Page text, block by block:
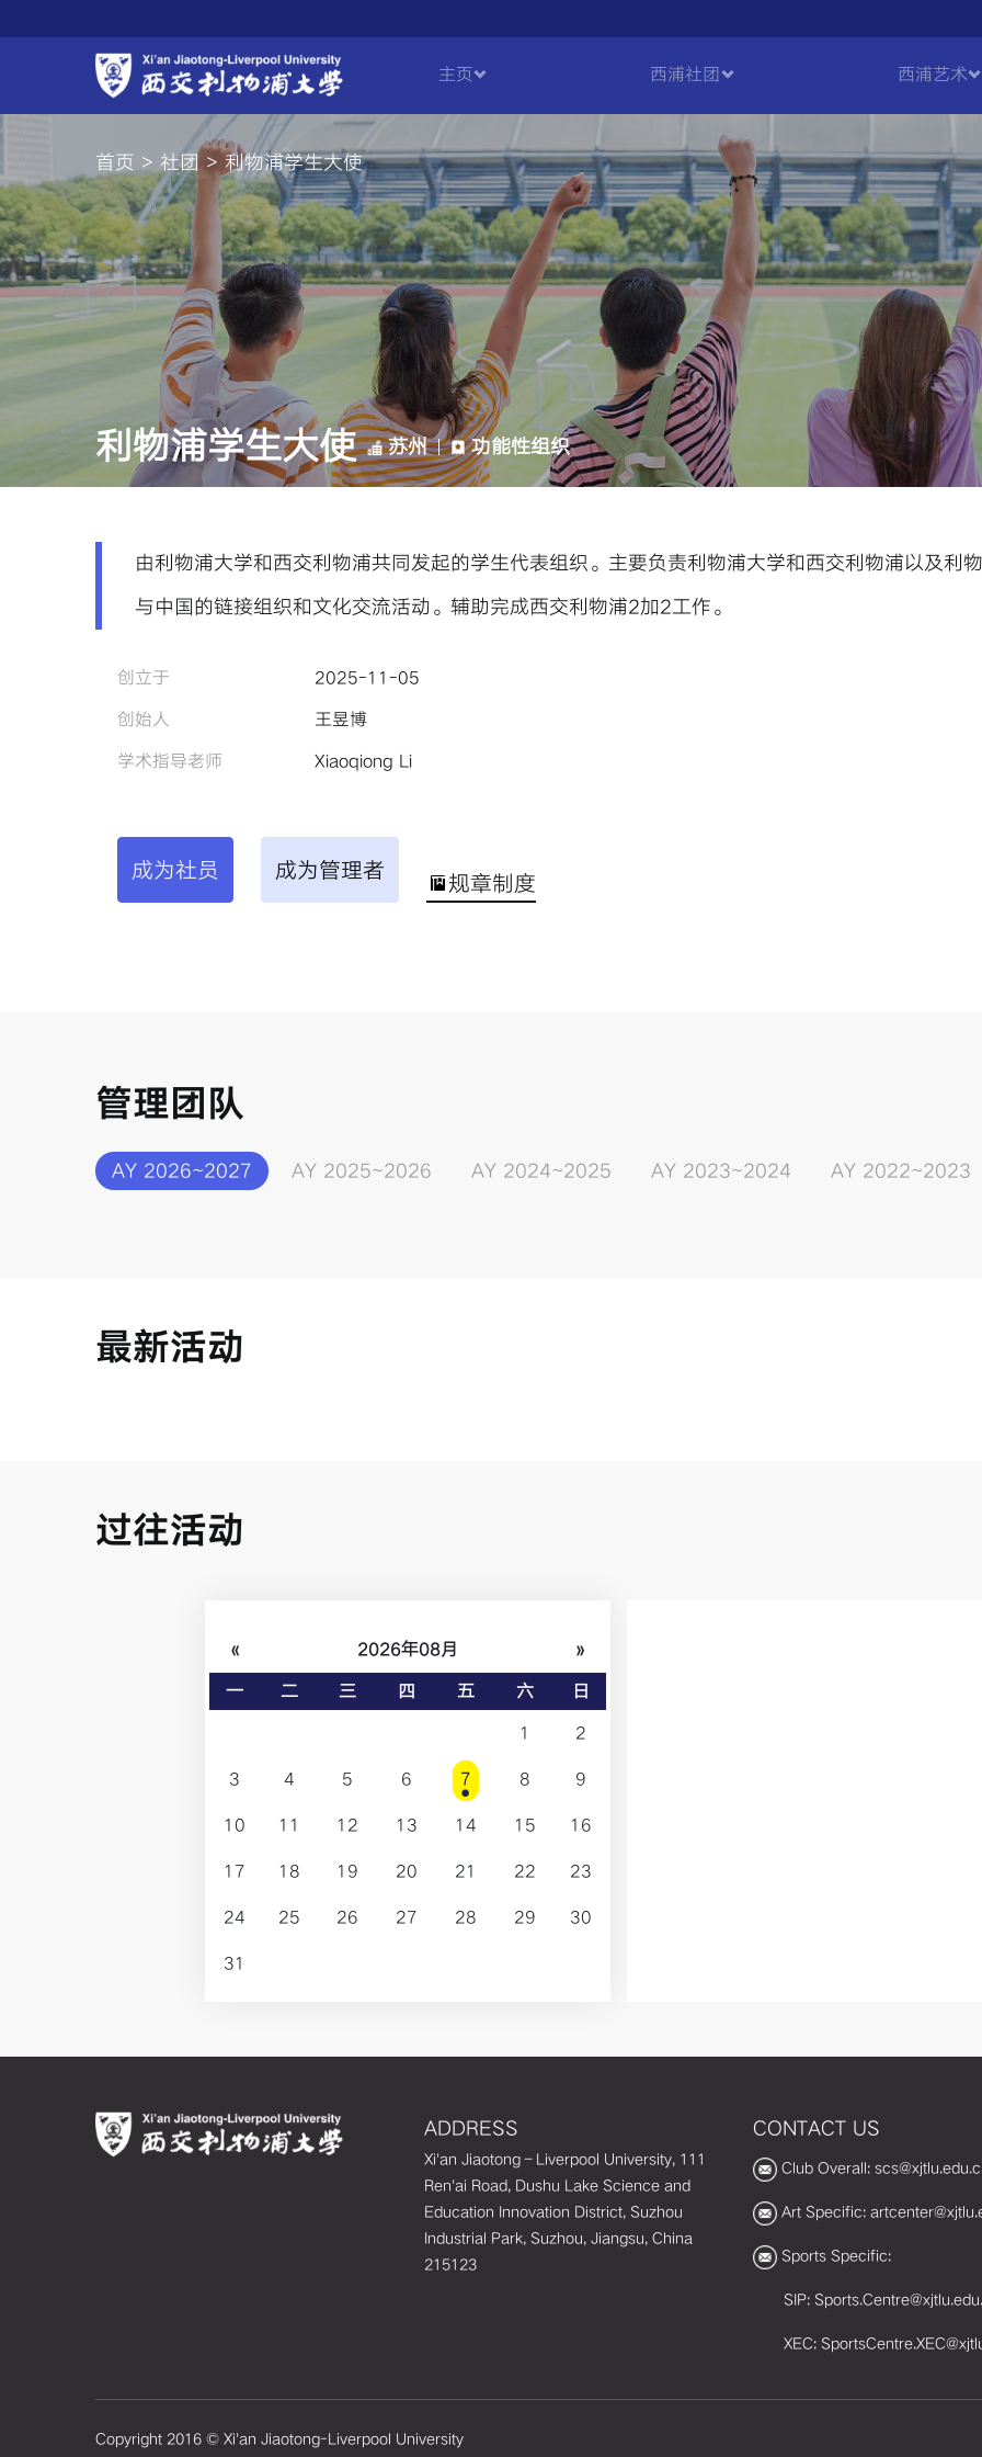
主页 西浦社团 西浦艺术
首页 > 社团 > 利物浦学生大使
利物浦学生大使 苏州 功能性组织
由利物浦大学和西交利物浦共同发起的学生代表组织。主要负责利物浦大学和西交利物浦以及利
与中国的链接组织和文化交流活动。辅助完成西交利物浦2加2工作。
创立于
2025-11-05
创始人
王昱博
学术指导老师
Xiaoqiong Li
成为社员 成为管理者 规章制度
管理团队
AY 2026~2027 AY 2025~2026 AY 2024~2025 AY 2023~2024 AY 2022~2023
最新活动
过往活动
« 2026年08月
»
一
二 三 四 五 六
日
1
2
3 4 5 6 7 8 9
10 11 12 13 14 15 16
17 18 19 20 21 22 23
24 25 26 27 28 29 30
31
ADDRESS
Xi'an Jiaotong–Liverpool University, 111
Ren'ai Road, Dushu Lake Science and
Education Innovation District, Suzhou
Industrial Park, Suzhou, Jiangsu, China
215123
CONTACT US
Club Overall:
Art Specific:
Sports Specific:
SIP:
XEC:
Copyright 2016 © Xi'an Jiaotong-Liverpool University